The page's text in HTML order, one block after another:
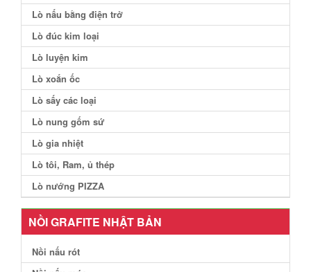
Lò nấu bằng điện trở
Lò đúc kim loại
Lò luyện kim
Lò xoắn ốc
Lò sấy các loại
Lò nung gốm sứ
Lò gia nhiệt
Lò tôi, Ram, ủ thép
Lò nướng PIZZA
NỒI GRAFITE NHẬT BẢN
Nồi nấu rót